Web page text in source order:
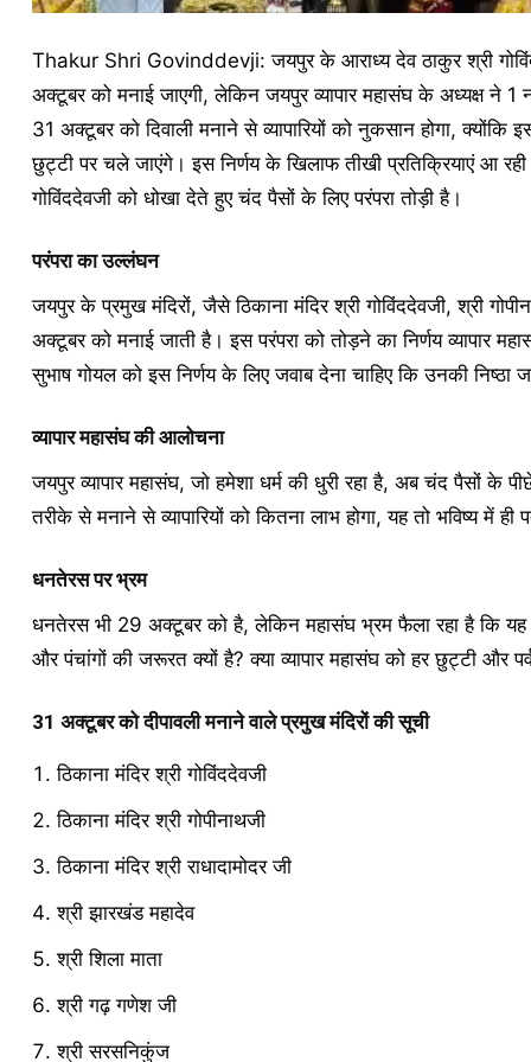
Thakur Shri Govinddevji: जयपुर के आराध्य देव ठाकुर श्री
अक्टूबर को मनाई जाएगी, लेकिन जयपुर व्यापार महासंघ के अध्यक्ष ने
31 अक्टूबर को दिवाली मनाने से व्यापारियों को नुकसान होगा,
छुट्टी पर चले जाएंगे। इस निर्णय के खिलाफ तीखी प्रतिक्रियाएं आ
गोविंददेवजी को धोखा देते हुए चंद पैसों के लिए परंपरा तोड़ी है।
परंपरा का उल्लंघन
जयपुर के प्रमुख मंदिरों, जैसे ठिकाना मंदिर श्री गोविंददेवजी, श्री
अक्टूबर को मनाई जाती है। इस परंपरा को तोड़ने का निर्णय व्यापार
सुभाष गोयल को इस निर्णय के लिए जवाब देना चाहिए कि उनकी निष्ठा
व्यापार महासंघ की आलोचना
जयपुर व्यापार महासंघ, जो हमेशा धर्म की धुरी रहा है, अब चंद पैसों के
तरीके से मनाने से व्यापारियों को कितना लाभ होगा, यह तो भविष्य में ही
धनतेरस पर भ्रम
धनतेरस भी 29 अक्टूबर को है, लेकिन महासंघ भ्रम फैला रहा है कि
और पंचांगों की जरूरत क्यों है? क्या व्यापार महासंघ को हर छुट्टी और
31 अक्टूबर को दीपावली मनाने वाले प्रमुख मंदिरों की सूची
ठिकाना मंदिर श्री गोविंददेवजी
ठिकाना मंदिर श्री गोपीनाथजी
ठिकाना मंदिर श्री राधादामोदर जी
श्री झारखंड महादेव
श्री शिला माता
श्री गढ़ गणेश जी
श्री सरसनिकुंज